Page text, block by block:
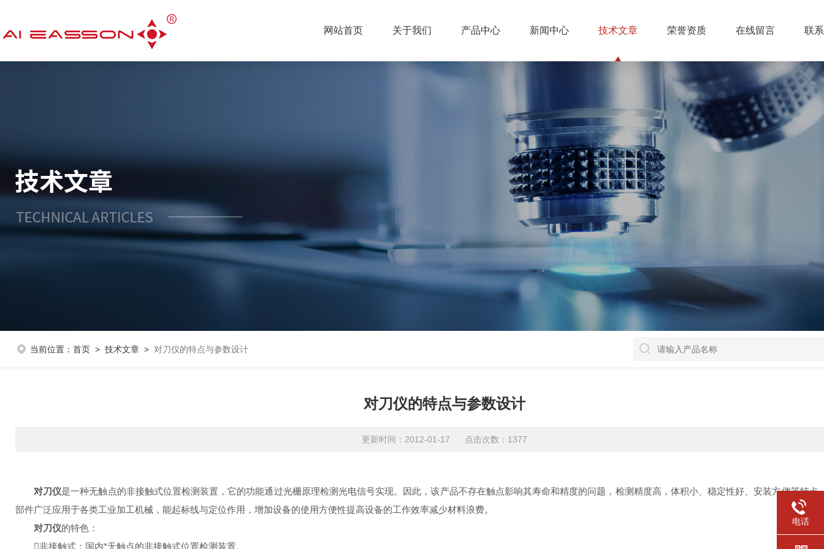
网站首页 关于我们 产品中心 新闻中心 技术文章 荣誉资质 在线留言 联
当前位置： 首页 > 技术文章 > 对刀仪的特点与参数设计
对刀仪的特点与参数设计
更新时间：2012-01-17 点击次数：1377
对刀仪是一种无触点的非接触式位置检测装置，它的功能通过光栅原理检测光电信号实现。因此，该产品不存在触点影响其寿命和精度的问题，检测精度高，体积小、稳定性好、安装方便等特点
部件广泛应用于各类工业加工机械，能起标线与定位作用，增加设备的使用方便性提高设备的工作效率减少材料浪费。
对刀仪的特色：
非接触式：国内*无触点的非接触式位置检测装置。
电话